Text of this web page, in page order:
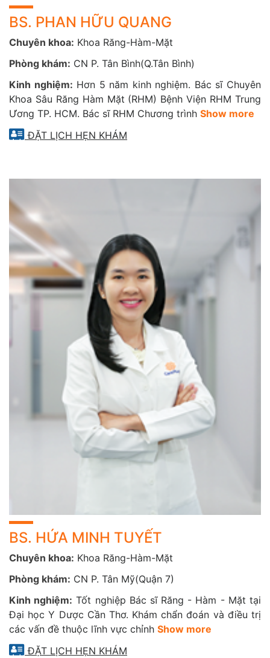
BS. PHAN HỮU QUANG
Chuyên khoa: Khoa Răng-Hàm-Mặt
Phòng khám: CN P. Tân Bình(Q.Tân Bình)
Kinh nghiệm: Hơn 5 năm kinh nghiệm. Bác sĩ Chuyên
Khoa Sâu Răng Hàm Mặt (RHM) Bệnh Viện RHM Trung
Ương TP. HCM. Bác sĩ RHM Chương trình Show more
ĐẶT LỊCH HẸN KHÁM
BS. HỨA MINH TUYẾT
Chuyên khoa: Khoa Răng-Hàm-Mặt
Phòng khám: CN P. Tân Mỹ(Quận 7)
Kinh nghiệm: Tốt nghiệp Bác sĩ Răng - Hàm - Mặt tại
Đại học Y Dược Cần Thơ. Khám chẩn đoán và điều trị
các vấn đề thuộc lĩnh vực chỉnh Show more
ĐẶT LỊCH HẸN KHÁM